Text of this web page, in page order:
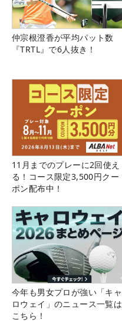
仲宗根澄香が平均パット数
『TRTL』で6人抜き！
11月までのプレーに2回使え
る！コース限定3,500円クー
ポン配布中！
今年も男女プロが強い「キャ
ロウェイ」のニュース一覧は
こちら！